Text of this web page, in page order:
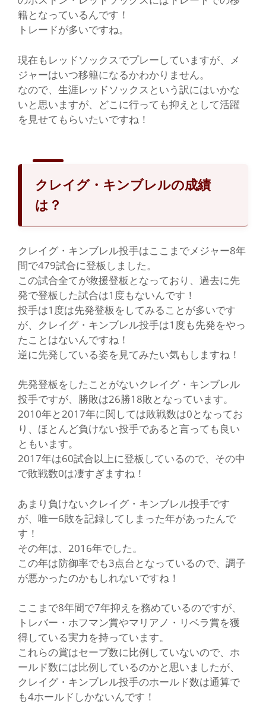
籍となっているんです！
トレードが多いですね。
現在もレッドソックスでプレーしていますが、メ
ジャーはいつ移籍になるかわかりません。
なので、生涯レッドソックスという訳にはいかな
いと思いますが、どこに行っても抑えとして活躍
を見せてもらいたいですね！
クレイグ・キンブレルの成績
は？
クレイグ・キンブレル投手はここまでメジャー8年
間で479試合に登板しました。
この試合全てが救援登板となっており、過去に先
発で登板した試合は1度もないんです！
投手は1度は先発登板をしてみることが多いです
が、クレイグ・キンブレル投手は1度も先発をやっ
たことはないんですね！
逆に先発している姿を見てみたい気もしますね！
先発登板をしたことがないクレイグ・キンブレル
投手ですが、勝敗は26勝18敗となっています。
2010年と2017年に関しては敗戦数は0となってお
り、ほとんど負けない投手であると言っても良い
ともいます。
2017年は60試合以上に登板しているので、その中
で敗戦数0は凄すぎますね！
あまり負けないクレイグ・キンブレル投手です
が、唯一6敗を記録してしまった年があったんで
す！
その年は、2016年でした。
この年は防御率でも3点台となっているので、調子
が悪かったのかもしれないですね！
ここまで8年間で7年抑えを務めているのですが、
トレバー・ホフマン賞やマリアノ・リベラ賞を獲
得している実力を持っています。
これらの賞はセーブ数に比例していないので、ホ
ールド数には比例しているのかと思いましたが、
クレイグ・キンブレル投手のホールド数は通算で
も4ホールドしかないんです！